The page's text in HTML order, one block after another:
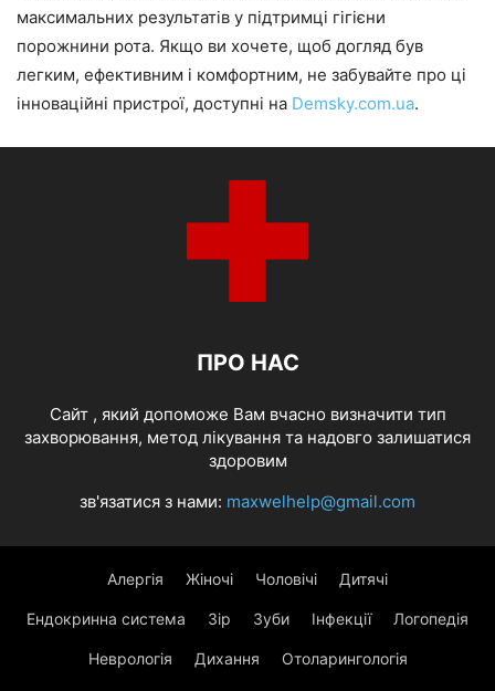
максимальних результатів у підтримці гігієни
порожнини рота. Якщо ви хочете, щоб догляд був
легким, ефективним і комфортним, не забувайте про ці
інноваційні пристрої, доступні на Demsky.com.ua.
ПРО НАС
Cайт , який допоможе Вам вчасно визначити тип
захворювання, метод лікування та надовго залишатися
здоровим
зв'язатися з нами: maxwelhelp@gmail.com
Алергія Жіночі Чоловічі Дитячі
Ендокринна система Зір Зуби Інфекції Логопедія
Неврологія Дихання Отоларингологія